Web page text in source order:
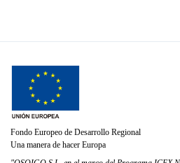
Fondo Europeo de Desarrollo Regional
Una manera de hacer Europa